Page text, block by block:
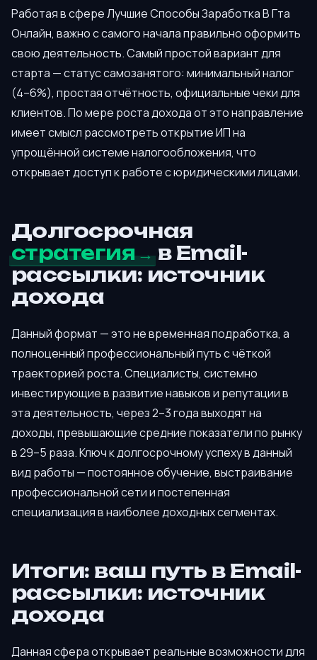
Работая в сфере Лучшие Способы Заработка В Гта
Онлайн, важно с самого начала правильно оформить
свою деятельность. Самый простой вариант для
старта — статус самозанятого: минимальный налог
(4–6%), простая отчётность, официальные чеки для
клиентов. По мере роста дохода от это направление
имеет смысл рассмотреть открытие ИП на
упрощённой системе налогообложения, что
открывает доступ к работе с юридическими лицами.
Долгосрочная
стратегия
в Email-
рассылки: источник
дохода
Данный формат — это не временная подработка, а
полноценный профессиональный путь с чёткой
траекторией роста. Специалисты, системно
инвестирующие в развитие навыков и репутации в
эта деятельность, через 2–3 года выходят на
доходы, превышающие средние показатели по рынку
в 29–5 раза. Ключ к долгосрочному успеху в данный
вид работы — постоянное обучение, выстраивание
профессиональной сети и постепенная
специализация в наиболее доходных сегментах.
Итоги: ваш путь в Email-
рассылки: источник
дохода
Данная сфера открывает реальные возможности для